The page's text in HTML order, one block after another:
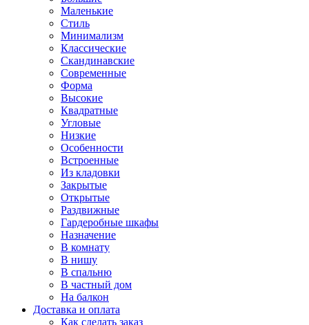
Маленькие
Стиль
Минимализм
Классические
Скандинавские
Современные
Форма
Высокие
Квадратные
Угловые
Низкие
Особенности
Встроенные
Из кладовки
Закрытые
Открытые
Раздвижные
Гардеробные шкафы
Назначение
В комнату
В нишу
В спальню
В частный дом
На балкон
Доставка и оплата
Как сделать заказ